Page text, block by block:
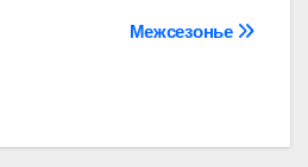
Межсезонье